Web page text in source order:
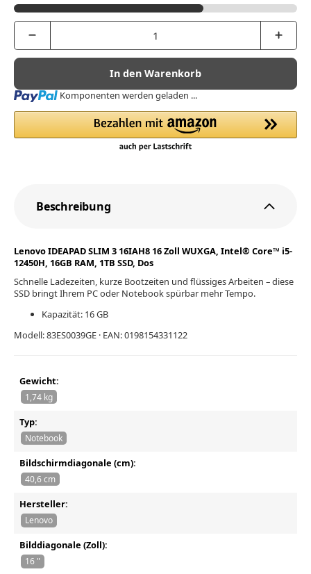
In den Warenkorb
Loading... Komponenten werden geladen ...
Beschreibung
Lenovo IDEAPAD SLIM 3 16IAH8 16 Zoll WUXGA, Intel® Core™ i5-
12450H, 16GB RAM, 1TB SSD, Dos
Schnelle Ladezeiten, kurze Bootzeiten und flüssiges Arbeiten – diese
SSD bringt Ihrem PC oder Notebook spürbar mehr Tempo.
Kapazität: 16 GB
Modell: 83ES0039GE · EAN: 0198154331122
Gewicht:
1,74 kg
Typ:
Notebook
Bildschirmdiagonale (cm):
40,6 cm
Hersteller:
Lenovo
Bilddiagonale (Zoll):
16 "